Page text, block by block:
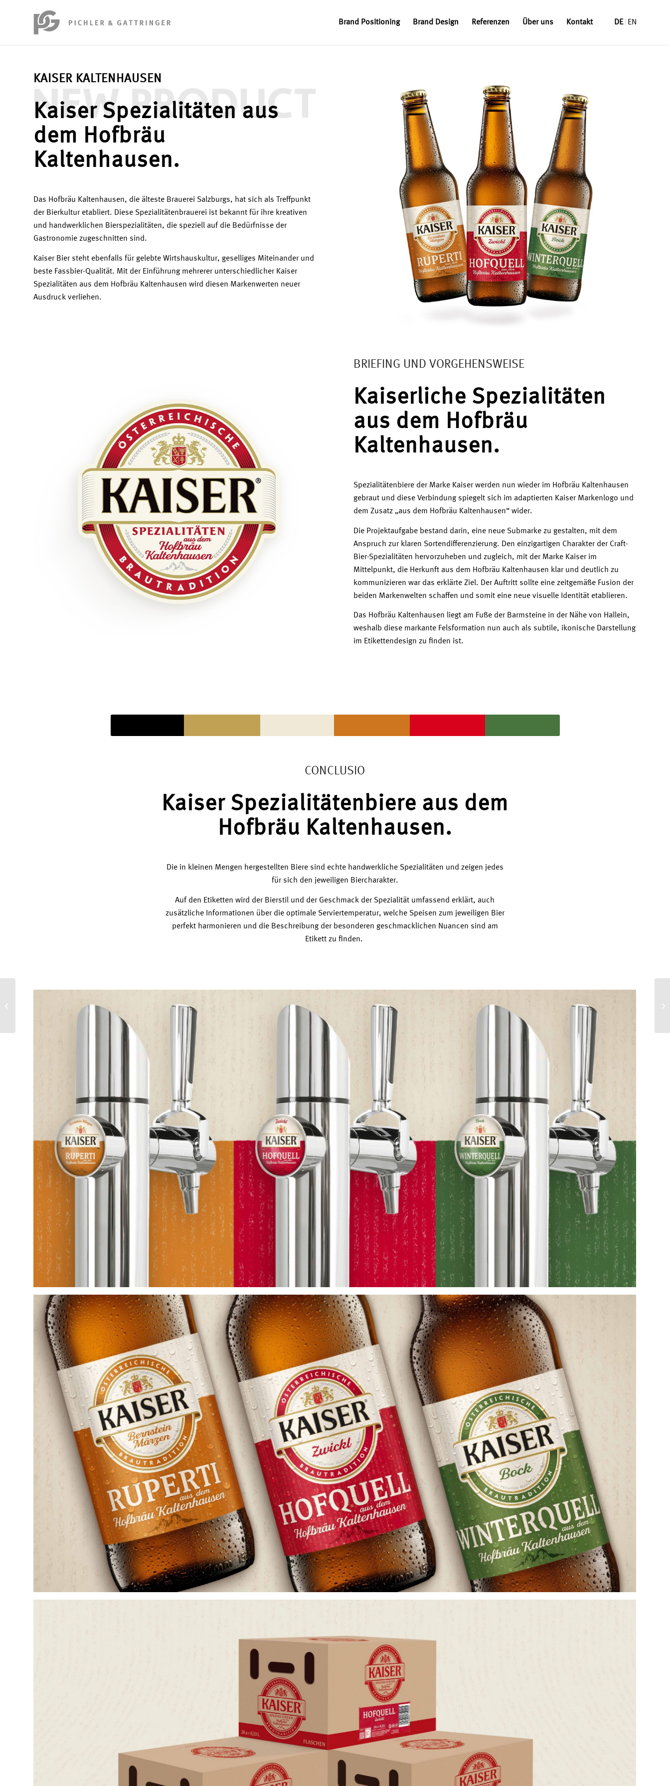
Brand Positioning Brand Design Referenzen Über uns Kontakt DE EN
KAISER KALTENHAUSEN
Kaiser Spezialitäten aus
dem Hofbräu
Kaltenhausen.
Das Hofbräu Kaltenhausen, die älteste Brauerei Salzburgs, hat sich als Treffpunkt
der Bierkultur etabliert. Diese Spezialitätenbrauerei ist bekannt für ihre kreativen
und handwerklichen Bierspezialitäten, die speziell auf die Bedürfnisse der
Gastronomie zugeschnitten sind.
Kaiser Bier steht ebenfalls für gelebte Wirtshauskultur, geselliges Miteinander und
beste Fassbier-Qualität. Mit der Einführung mehrerer unterschiedlicher Kaiser
Spezialitäten aus dem Hofbräu Kaltenhausen wird diesen Markenwerten neuer
Ausdruck verliehen.
BRIEFING UND VORGEHENSWEISE
Kaiserliche Spezialitäten
aus dem Hofbräu
Kaltenhausen.
Spezialitätenbiere der Marke Kaiser werden nun wieder im Hofbräu Kaltenhausen
gebraut und diese Verbindung spiegelt sich im adaptierten Kaiser Markenlogo und
dem Zusatz „aus dem Hofbräu Kaltenhausen“ wider.
Die Projektaufgabe bestand darin, eine neue Submarke zu gestalten, mit dem
Anspruch zur klaren Sortendifferenzierung. Den einzigartigen Charakter der Craft-
Bier-Spezialitäten hervorzuheben und zugleich, mit der Marke Kaiser im
Mittelpunkt, die Herkunft aus dem Hofbräu Kaltenhausen klar und deutlich zu
kommunizieren war das erklärte Ziel. Der Auftritt sollte eine zeitgemäße Fusion der
beiden Markenwelten schaffen und somit eine neue visuelle Identität etablieren.
Das Hofbräu Kaltenhausen liegt am Fuße der Barmsteine in der Nähe von Hallein,
weshalb diese markante Felsformation nun auch als subtile, ikonische Darstellung
im Etikettendesign zu finden ist.
CONCLUSIO
Kaiser Spezialitätenbiere aus dem
Hofbräu Kaltenhausen.
Die in kleinen Mengen hergestellten Biere sind echte handwerkliche Spezialitäten und zeigen jedes
für sich den jeweiligen Biercharakter.
Auf den Etiketten wird der Bierstil und der Geschmack der Spezialität umfassend erklärt, auch
zusätzliche Informationen über die optimale Serviertemperatur, welche Speisen zum jeweiligen Bier
perfekt harmonieren und die Beschreibung der besonderen geschmacklichen Nuancen sind am
Etikett zu finden.